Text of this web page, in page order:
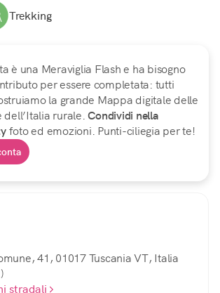
Trekking
è una Meraviglia Flash e ha bisogno
per essere completata: tutti
la grande Mappa digitale delle
dell’Italia rurale.Condividi nella
foto ed emozioni. Punti-ciliegia per te!
41, 01017 Tuscania VT, Italia
stradali